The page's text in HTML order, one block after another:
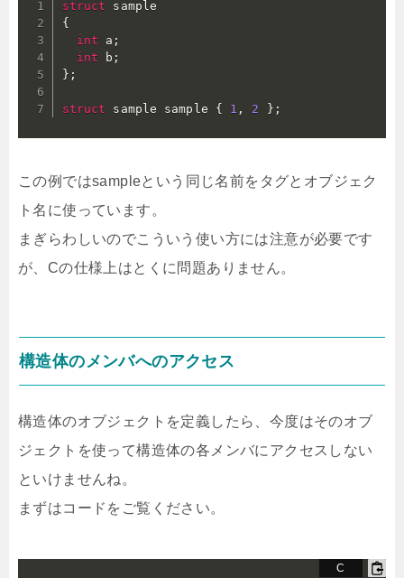
struct
{
int a ;
int b ;
} ;
struct sample sample { 1 , 2 } ;
この例ではsampleという同じ名前をタグとオブジェク
ト名に使っています。
まぎらわしいのでこういう使い方には注意が必要です
が、Cの仕様上はとくに問題ありません。
構造体のメンバへのアクセス
構造体のオブジェクトを定義したら、今度はそのオブ
ジェクトを使って構造体の各メンバにアクセスしない
といけませんね。
まずはコードをご覧ください。